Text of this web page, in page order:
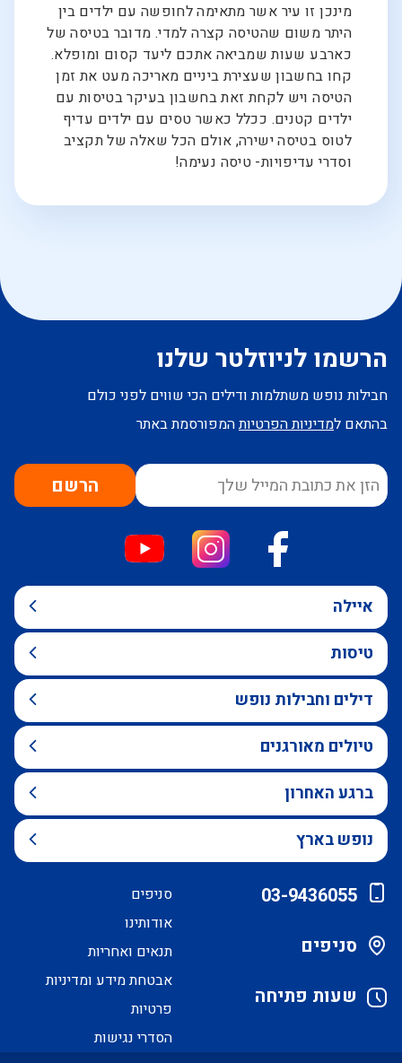
מינכן זו עיר אשר מתאימה לחופשה עם ילדים בין
היתר משום שהטיסה קצרה למדי. מדובר בטיסה של
כארבע שעות שמביאה אתכם ליעד קסום ומופלא.
קחו בחשבון שעצירת ביניים מאריכה מעט את זמן
הטיסה ויש לקחת זאת בחשבון בעיקר בטיסות עם
ילדים קטנים. ככלל כאשר טסים עם ילדים עדיף
לטוס בטיסה ישירה, אולם הכל שאלה של תקציב
וסדרי עדיפויות- טיסה נעימה!
הרשמו לניוזלטר שלנו
חבילות נופש משתלמות ודילים הכי שווים לפני כולם
בהתאם למדיניות הפרטיותהמפורסמת באתר
הרשם
איילה
טיסות
דילים וחבילות נופש
טיולים מאורגנים
ברגע האחרון
נופש בארץ
03-9436055
סניפים
שעות פתיחה
סניפים
אודותינו
תנאים ואחריות
אבטחת מידע ומדיניות
פרטיות
הסדרי נגישות